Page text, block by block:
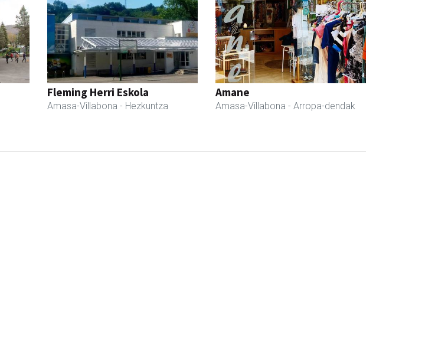
Fleming Herri Eskola
Amasa-Villabona - Hezkuntza
Amane
Amasa-Villabona - Arropa-dendak